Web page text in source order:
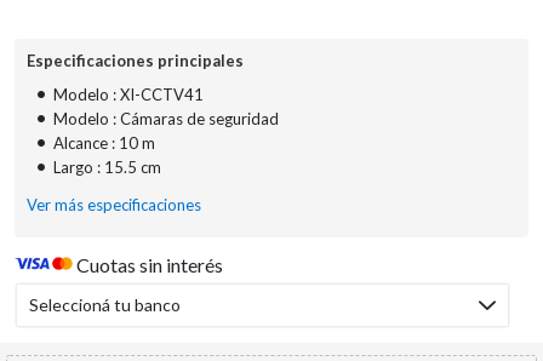
Especificaciones principales
• Modelo : XI-CCTV41
• Modelo : Cámaras de seguridad
• Alcance : 10 m
• Largo : 15.5 cm
Ver más especificaciones
Cuotas sin interés
Seleccioná tu banco